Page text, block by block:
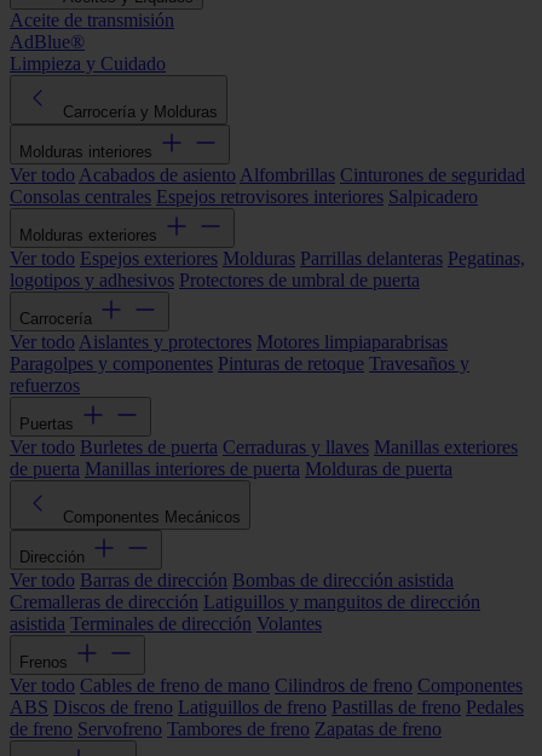
Aceite de transmisión
AdBlue®
Limpieza y Cuidado
Carrocería y Molduras
Molduras interiores
Ver todo Acabados de asiento Alfombrillas Cinturones de seguridad
Consolas centrales Espejos retrovisores interiores Salpicadero
Molduras exteriores
Ver todo Espejos exteriores Molduras Parrillas delanteras Pegatinas,
logotipos y adhesivos Protectores de umbral de puerta
Carrocería
Ver todo Aislantes y protectores Motores limpiaparabrisas
Paragolpes y componentes Pinturas de retoque Travesaños y
refuerzos
Puertas
Ver todo Burletes de puerta Cerraduras y llaves Manillas exteriores
de puerta Manillas interiores de puerta Molduras de puerta
Componentes Mecánicos
Dirección
Ver todo Barras de dirección Bombas de dirección asistida
Cremalleras de dirección Latiguillos y manguitos de dirección
asistida Terminales de dirección Volantes
Frenos
Ver todo Cables de freno de mano Cilindros de freno Componentes
ABS Discos de freno Latiguillos de freno Pastillas de freno Pedales
de freno Servofreno Tambores de freno Zapatas de freno